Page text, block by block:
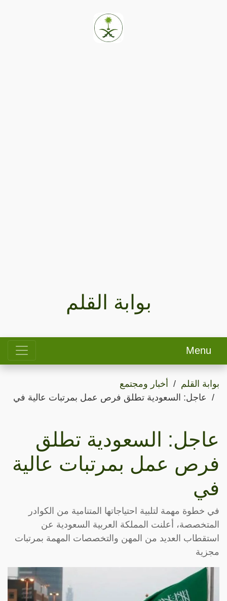
بوابة القلم
Menu
بوابة القلم
أخبار ومجتمع
عاجل: السعودية تطلق فرص عمل بمرتبات عالية في
عاجل: السعودية تطلق
فرص عمل بمرتبات عالية
في
في خطوة مهمة لتلبية احتياجاتها المتنامية من الكوادر
المتخصصة، أعلنت المملكة العربية السعودية عن
استقطاب العديد من المهن والتخصصات المهمة بمرتبات
مجزية